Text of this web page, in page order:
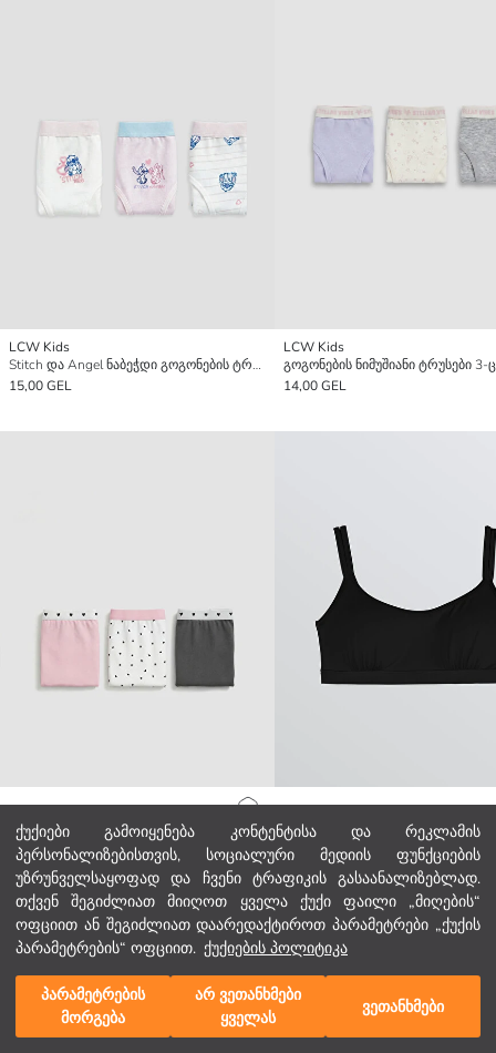
ქუქიები გამოიყენება კონტენტისა და რეკლამის
პერსონალიზებისთვის, სოციალური მედიის ფუნქციების
უზრუნველსაყოფად და ჩვენი ტრაფიკის გასაანალიზებლად.
თქვენ შეგიძლიათ მიიღოთ ყველა ქუქი ფაილი „მიღების“
ოფციით ან შეგიძლიათ დაარედაქტიროთ პარამეტრები „ქუქის
პარამეტრების“ ოფციით. ქუქიების პოლიტიკა
პარამეტრების
მორგება
არ ვეთანხმები
ყველას
ვეთანხმები
მთავარი გვერდი
კატეგორიები
ჩემი კალათა
LCW Kids
Stitch და Angel ნაბეჭდი გოგონების ტრუსები 3-ცალიანი პაკეტი
15,00 GEL
LCW Kids
14,00 GEL
სამი ნაბეჭდი გოგონებისთვის ბოქსერ საცვლების ნაკრები
19,00 GEL
თასმებიანი გოგონას
12,00 GEL
106